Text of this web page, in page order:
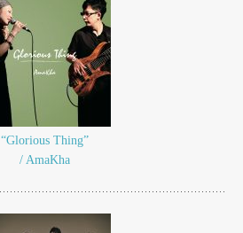
“Glorious Thing”
/ AmaKha